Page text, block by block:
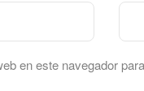
en este navegador